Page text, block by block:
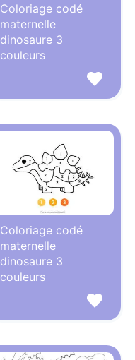
Coloriage codé
maternelle
dinosaure 3
couleurs
Coloriage codé
maternelle
dinosaure 3
couleurs